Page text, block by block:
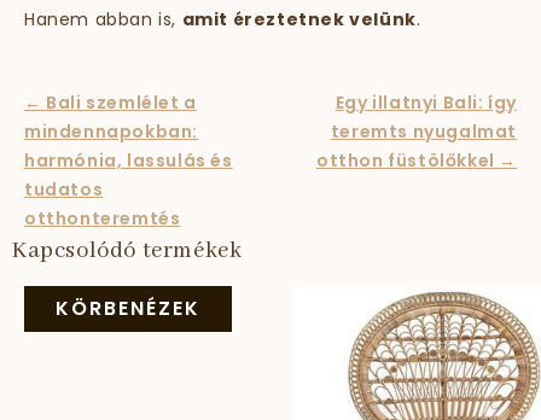
Hanem abban is, amit éreztetnek velünk.
Egy illatnyi Bali: így
teremts nyugalmat
otthon füstölőkkel →
← Bali szemlélet a
mindennapokban:
harmónia, lassulás és
tudatos
otthonteremtés
Kapcsolódó termékek
KÖRBENÉZEK